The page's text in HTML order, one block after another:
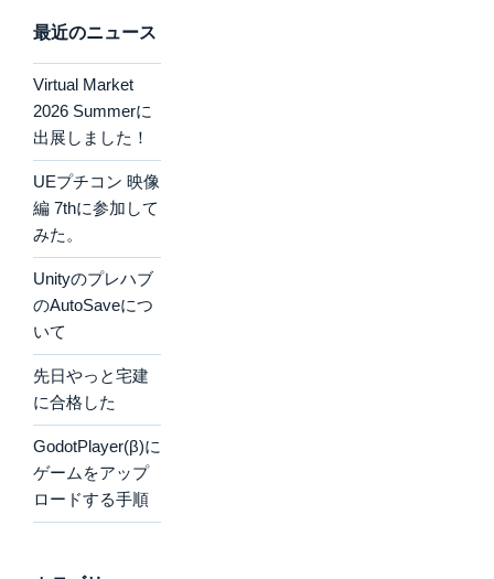
最近のニュース
Virtual Market
2026 Summerに
出展しました！
UEプチコン 映像
編 7thに参加して
みた。
Unityのプレハブ
のAutoSaveにつ
いて
先日やっと宅建
に合格した
GodotPlayer(β)に
ゲームをアップ
ロードする手順